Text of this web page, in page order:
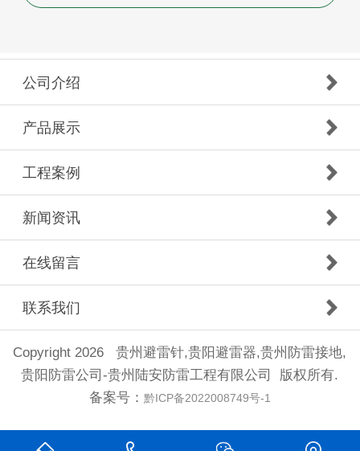
公司介绍
产品展示
工程案例
新闻资讯
在线留言
联系我们
Copyright 2026 贵州避雷针,贵阳避雷器,贵州防雷接地,
贵阳防雷公司-贵州陆安防雷工程有限公司 版权所有.
备案号： 黔ICP备2022008749号-1